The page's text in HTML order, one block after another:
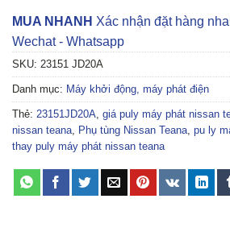
MUA NHANH Xác nhận đặt hàng
Wechat - Whatsapp
SKU: 23151 JD20A
Danh mục: Máy khởi động, máy phát điện
Thẻ: 23151JD20A giá puly máy phát nissan
nissan teana Phụ tùng Nissan Teana pu ly
thay puly máy phát nissan teana